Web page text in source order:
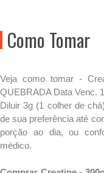
Como Tomar
Veja como tomar -
QUEBRADA Data Venc.
Diluir 3g (1 colher de
de sua preferência até
porção ao dia, ou
médico.